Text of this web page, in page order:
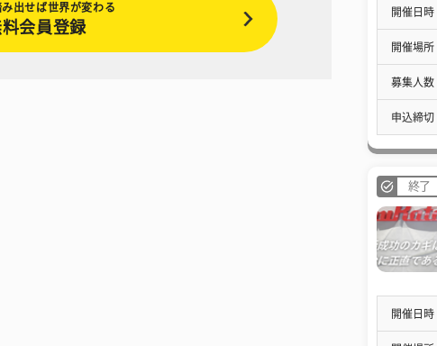
出せば世界が変わる
会員登録
開催日時
開催場所
募集人数
申込締切
終了
開催日時